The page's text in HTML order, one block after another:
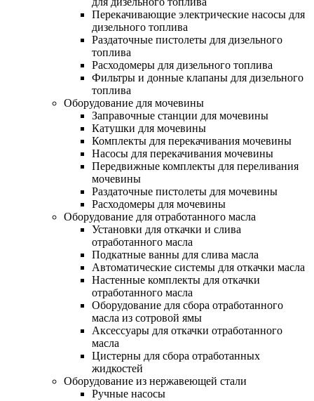
Перекачивающие электрические насосы для
дизельного топлива
Раздаточные пистолеты для дизельного
топлива
Расходомеры для дизельного топлива
Фильтры и донные клапаны для дизельного
топлива
Оборудование для мочевины
Заправочные станции для мочевины
Катушки для мочевины
Комплекты для перекачивания мочевины
Насосы для перекачивания мочевины
Передвижные комплекты для переливания
мочевины
Раздаточные пистолеты для мочевины
Расходомеры для мочевины
Оборудование для отработанного масла
Установки для откачки и слива
отработанного масла
Подкатные ванны для слива масла
Автоматические системы для откачки масла
Настенные комплекты для откачки
отработанного масла
Оборудование для сбора отработанного
масла из сотровой ямы
Аксессуары для откачки отработанного
масла
Цистерны для сбора отработанных
жидкостей
Оборудование из нержавеющей стали
Ручные насосы